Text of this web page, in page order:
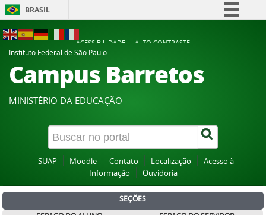
BRASIL
Participe
Acesso à informação
Canais
ACESSIBILIDADE
ALTO CONTRASTE
Instituto Federal de São Paulo
Campus Barretos
MINISTÉRIO DA EDUCAÇÃO
SUAP Moodle Contato Localização
Acesso à
Informação
Ouvidoria
SEÇÕES